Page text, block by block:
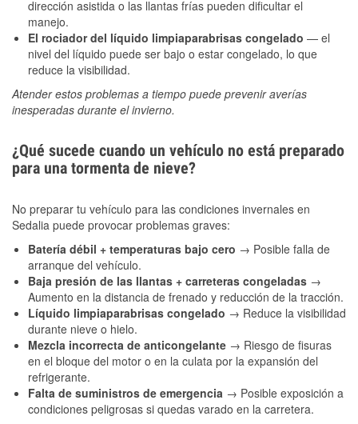
dirección asistida o las llantas frías pueden dificultar el
manejo.
El rociador del líquido limpiaparabrisas congelado — el
nivel del líquido puede ser bajo o estar congelado, lo que
reduce la visibilidad.
Atender estos problemas a tiempo puede prevenir averías
inesperadas durante el invierno.
¿Qué sucede cuando un vehículo no está preparado
para una tormenta de nieve?
No preparar tu vehículo para las condiciones invernales en
Sedalia puede provocar problemas graves:
Batería débil + temperaturas bajo cero → Posible falla de
arranque del vehículo.
Baja presión de las llantas + carreteras congeladas →
Aumento en la distancia de frenado y reducción de la tracción.
Líquido limpiaparabrisas congelado → Reduce la visibilidad
durante nieve o hielo.
Mezcla incorrecta de anticongelante → Riesgo de fisuras
en el bloque del motor o en la culata por la expansión del
refrigerante.
Falta de suministros de emergencia → Posible exposición a
condiciones peligrosas si quedas varado en la carretera.